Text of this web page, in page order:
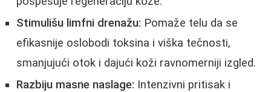
Stimulišu limfni drenažu: Pomaže telu da se
efikasnije oslobodi toksina i viška tečnosti,
smanjujući otok i dajući koži ravnomerniji izgled.
Razbiju masne naslage: Intenzivni pritisak i